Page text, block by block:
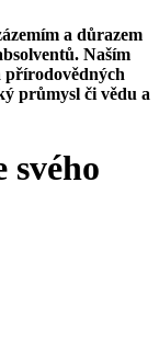
a důrazem
Naším
přírodovědných
průmysl či vědu a
svého